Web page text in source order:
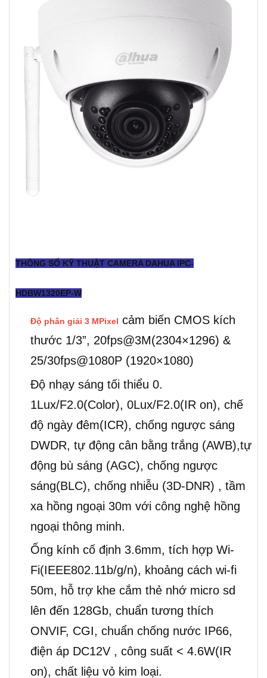
THÔNG SỐ KỸ THUẬT CAMERA DAHUA IPC-
HDBW1320EP-W
Độ phân giải 3 MPixel cảm biến CMOS kích
thước 1/3”, 20fps@3M(2304×1296) &
25/30fps@1080P (1920×1080)
Độ nhạy sáng tối thiểu 0.
1Lux/F2.0(Color), 0Lux/F2.0(IR on), chế
độ ngày đêm(ICR), chống ngược sáng
DWDR, tự động cân bằng trắng (AWB),tự
động bù sáng (AGC), chống ngược
sáng(BLC), chống nhiễu (3D-DNR) , tầm
xa hồng ngoại 30m với công nghệ hồng
ngoại thông minh.
Ống kính cố định 3.6mm, tích hợp Wi-
Fi(IEEE802.11b/g/n), khoảng cách wi-fi
50m, hỗ trợ khe cắm thẻ nhớ micro sd
lên đến 128Gb, chuẩn tương thích
ONVIF, CGI, chuẩn chống nước IP66,
điện áp DC12V , công suất < 4.6W(IR
on), chất liệu vỏ kim loại.